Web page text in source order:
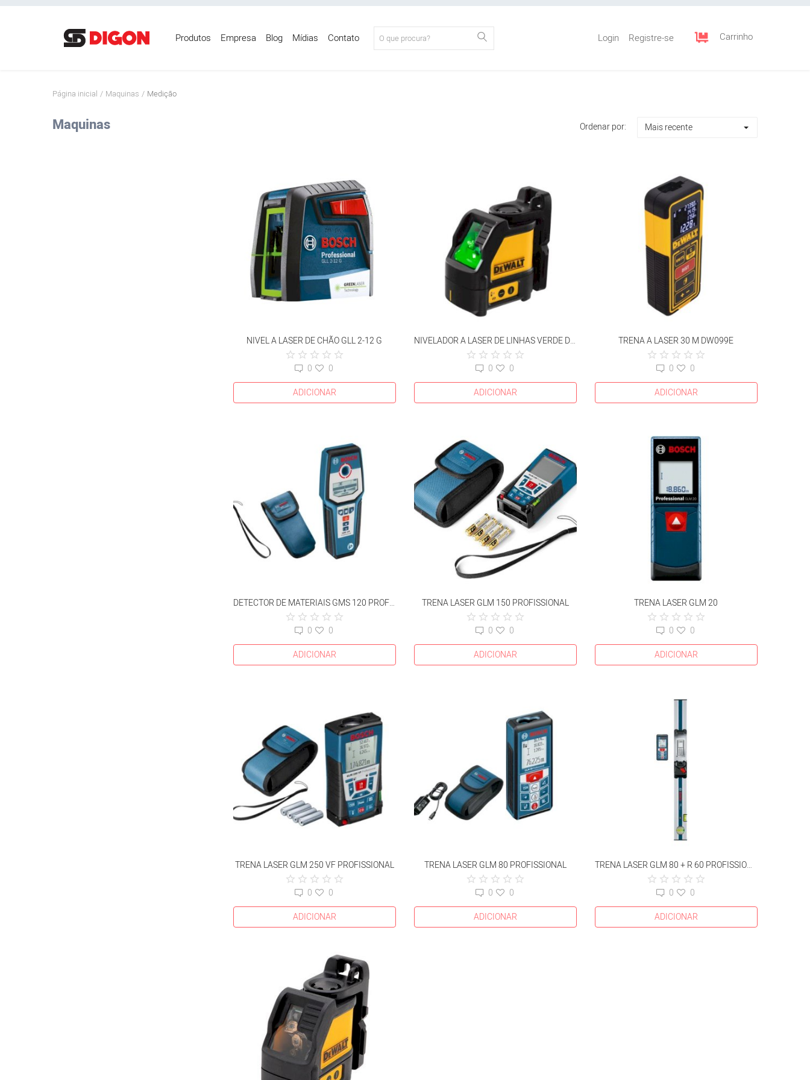
Produtos Empresa Blog Mídias Contato Login Registre-se Carrinho
Página inicial Maquinas Medição
Maquinas Ordenar por: Mais recente
NIVEL A LASER DE CHÃO GLL 2-12 G
0
0
ADICIONAR
NIVELADOR A LASER DE LINHAS VERDE DW088CG-LA
0
0
ADICIONAR
TRENA A LASER 30 M DW099E
0
0
ADICIONAR
DETECTOR DE MATERIAIS GMS 120 PROFISSIONAL
0
0
ADICIONAR
TRENA LASER GLM 150 PROFISSIONAL
0
0
ADICIONAR
TRENA LASER GLM 20
0
0
ADICIONAR
TRENA LASER GLM 250 VF PROFISSIONAL
0
0
ADICIONAR
TRENA LASER GLM 80 PROFISSIONAL
0
0
ADICIONAR
TRENA LASER GLM 80 + R 60 PROFISSIONAL
0
0
ADICIONAR